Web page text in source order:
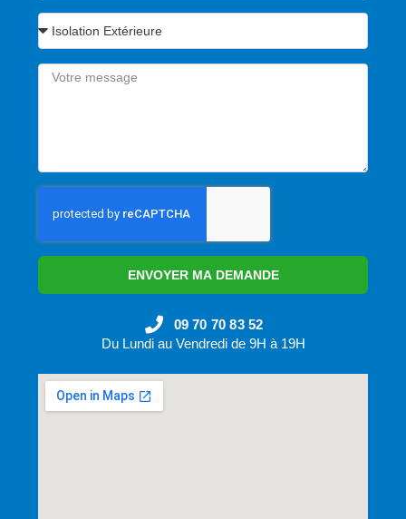
ENVOYER MA DEMANDE
09 70 70 83 52
Du Lundi au Vendredi de 9H à 19H